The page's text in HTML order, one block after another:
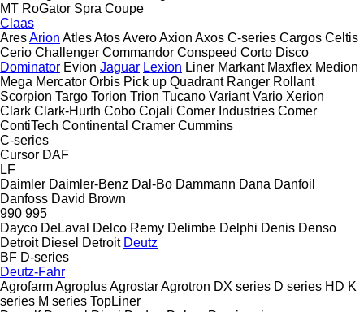
MT RoGator Spra Coupe
Claas
AresArion AtlesAtosAveroAxion Axos C-series Cargos Celtis
Cerio Challenger Commandor Conspeed Corto Disco
Dominator Evion Jaguar Lexion Liner Markant Maxflex Medion
Mega Mercator Orbis Pick up Quadrant Ranger Rollant
Scorpion Targo Torion Trion Tucano Variant Vario Xerion
Clark Clark-Hurth Cobo Cojali Comer Industries Comer
ContiTech Continental Cramer Cummins
C-series
Cursor DAF
LF
Daimler Daimler-Benz Dal-Bo Dammann Dana Danfoil
Danfoss David Brown
990 995
Dayco DeLaval Delco Remy Delimbe Delphi Denis Denso
Detroit Diesel Detroit Deutz
BF D-series
Deutz-Fahr
AgrofarmAgroplusAgrostarAgrotron DX series D series HD K
series M series TopLiner